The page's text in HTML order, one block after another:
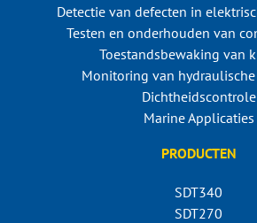
Detectie van defecten in
Testen en onderhouden van
Toestandsbewaking van
Monitoring van hydraulische
Dichtheidscontrole
Marine Applicaties
PRODUCTEN
SDT340
SDT270